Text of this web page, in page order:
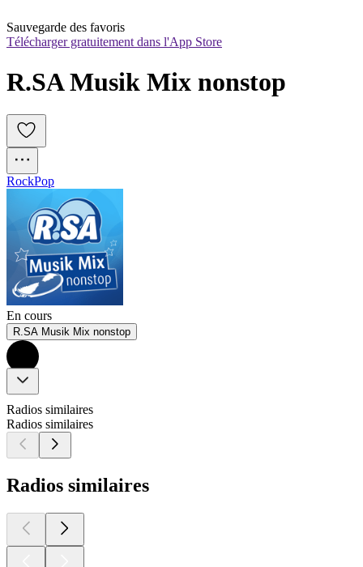
Sauvegarde des favoris
Télécharger gratuitement dans l'App Store
R.SA Musik Mix nonstop
RockPop
En cours
R.SA Musik Mix nonstop
Radios similaires
Radios similaires
Radios similaires